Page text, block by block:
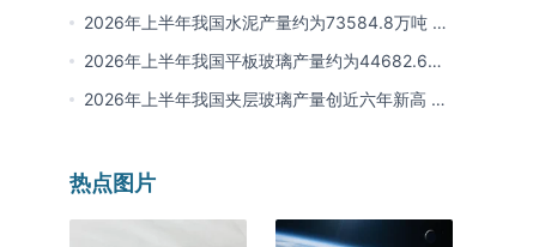
其中江苏、浙江产量分别占比18.9%、16.0%
2026年上半年我国水泥产量约为73584.8万吨 同
比下降8% 其中广东、浙江和安徽分别排名前三
2026年上半年我国平板玻璃产量约为44682.6万
重量箱 同比下降5.7% 其中河北产量最多 占比
2026年上半年我国夹层玻璃产量创近六年新高 约
热点图片